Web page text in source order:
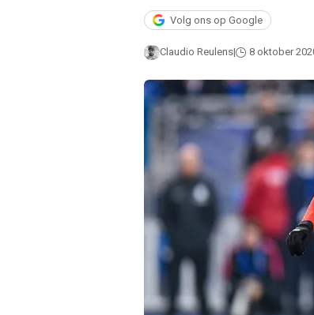
Volg ons op Google
Claudio Reulens 8 oktober